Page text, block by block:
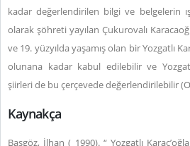
kadar değerlendirilen bilgi ve belgelerin
olarak şöhreti yayılan Çukurovalı
ve 19. yüzyılda yaşamış olan bir Yozgatlı
olunana kadar kabul edilebilir ve
şiirleri de bu çerçevede değerlendirilebilir
Kaynakça
Başgöz, İlhan ( 1990). “ Yozgatlı